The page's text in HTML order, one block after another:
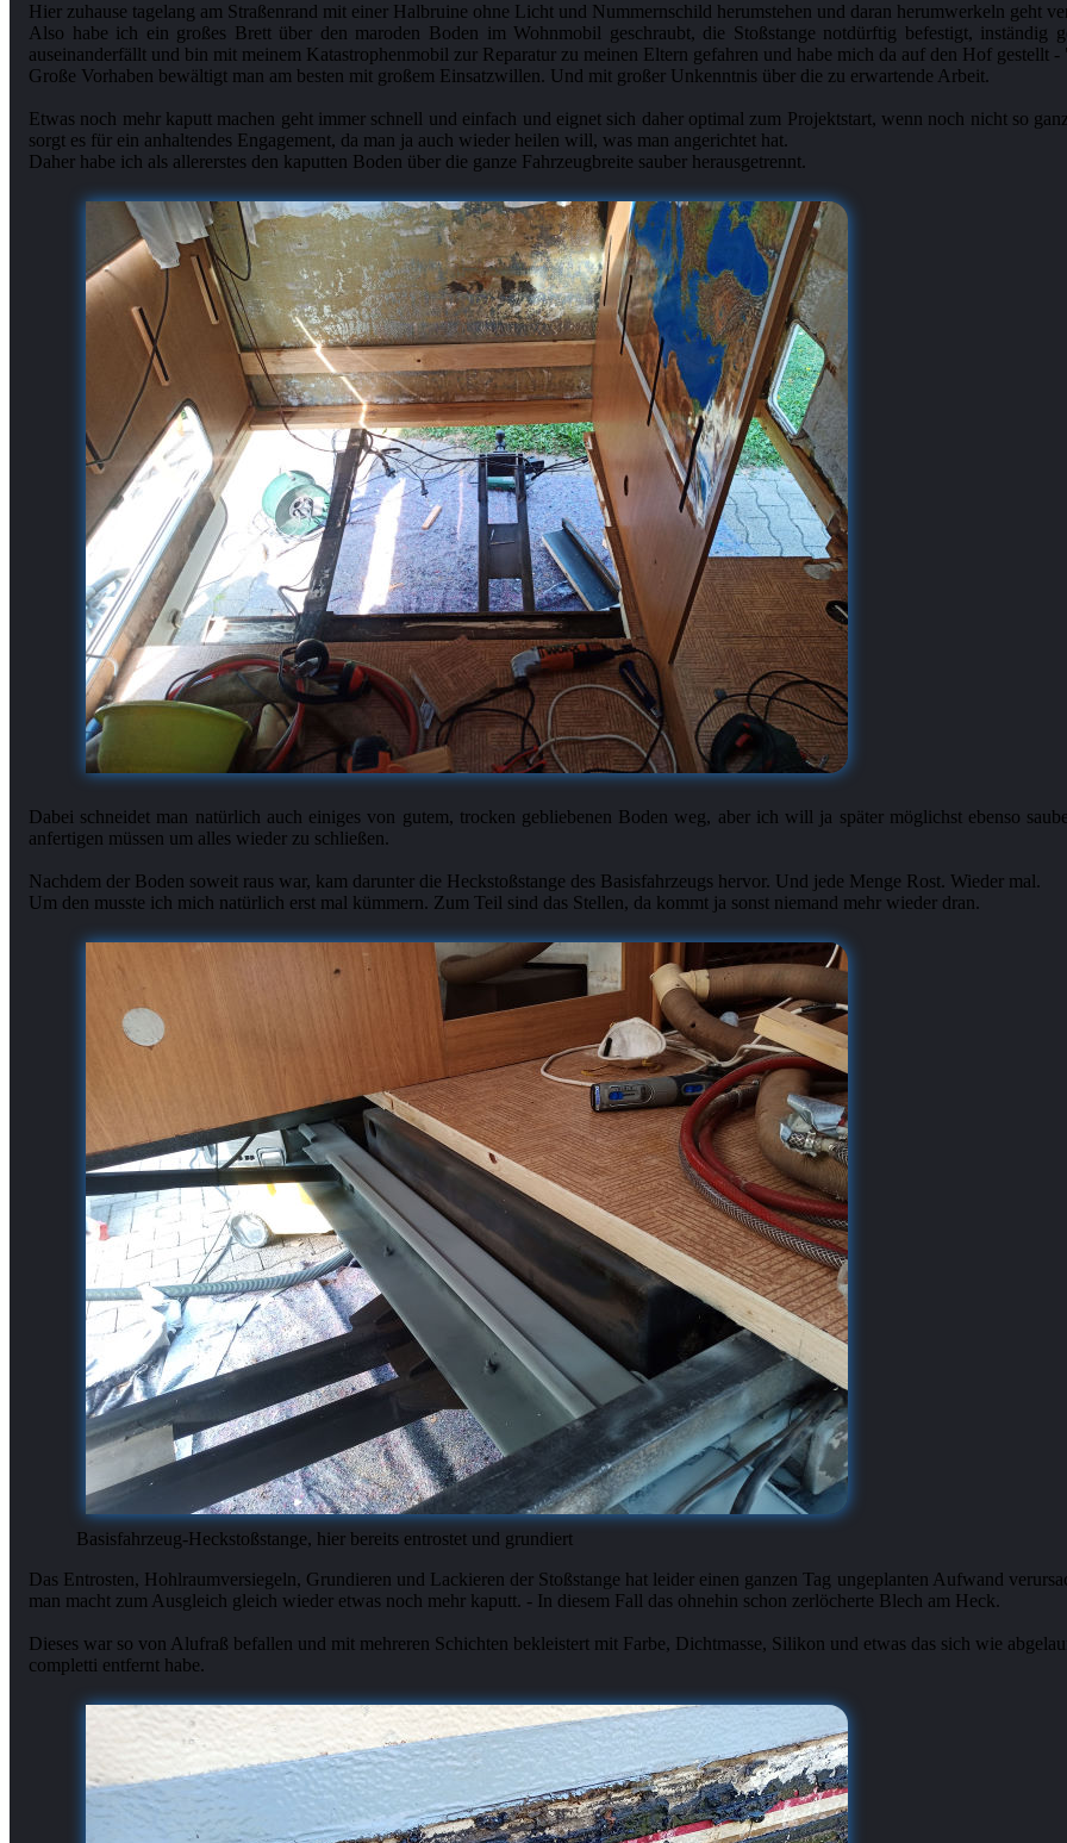
Hier zuhause tagelang am Straßenrand mit einer Halbruine ohne Licht und Nummernschild herumstehen und daran herumwerkeln geht
Also habe ich ein großes Brett über den maroden Boden im Wohnmobil geschraubt, die Stoßstange notdürftig befestigt,
auseinanderfällt und bin mit meinem Katastrophenmobil zur Reparatur zu meinen Eltern gefahren und habe mich da auf den Hof gestellt
Große Vorhaben bewältigt man am besten mit großem Einsatzwillen. Und mit großer Unkenntnis über die zu erwartende Arbeit.
Etwas noch mehr kaputt machen geht immer schnell und einfach und eignet sich daher optimal zum Projektstart, wenn noch nicht so
sorgt es für ein anhaltendes Engagement, da man ja auch wieder heilen will, was man angerichtet hat.
Daher habe ich als allererstes den kaputten Boden über die ganze Fahrzeugbreite sauber herausgetrennt.
Dabei schneidet man natürlich auch einiges von gutem, trocken gebliebenen Boden weg, aber ich will ja später möglichst ebenso
anfertigen müssen um alles wieder zu schließen.
Nachdem der Boden soweit raus war, kam darunter die Heckstoßstange des Basisfahrzeugs hervor. Und jede Menge Rost. Wieder mal.
Um den musste ich mich natürlich erst mal kümmern. Zum Teil sind das Stellen, da kommt ja sonst niemand mehr wieder dran.
Basisfahrzeug-Heckstoßstange, hier bereits entrostet und grundiert
Das Entrosten, Hohlraumversiegeln, Grundieren und Lackieren der Stoßstange hat leider einen ganzen Tag ungeplanten Aufwand
man macht zum Ausgleich gleich wieder etwas noch mehr kaputt. - In diesem Fall das ohnehin schon zerlöcherte Blech am Heck.
Dieses war so von Alufraß befallen und mit mehreren Schichten bekleistert mit Farbe, Dichtmasse, Silikon und etwas das sich wie